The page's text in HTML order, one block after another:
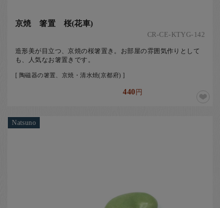
京焼 箸置 桜(花車)
CR-CE-KTYG-142
造形美が目立つ、京焼の桜箸置き。お部屋の雰囲気作りとして
も、人気なお箸置きです。
[ 陶磁器の箸置、京焼・清水焼(京都府) ]
440円
Natsuno